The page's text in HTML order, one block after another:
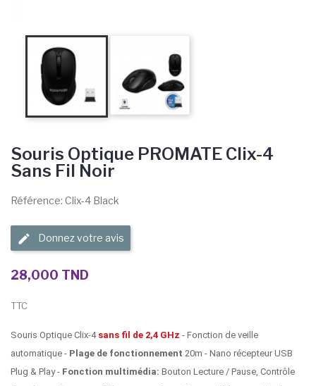
Souris Optique PROMATE Clix-4
Sans Fil Noir
Référence: Clix-4 Black
Donnez votre avis
28,000 TND
TTC
Souris Optique Clix-4 sans fil de 2,4 GHz - Fonction de veille
automatique - Plage de fonctionnement 20m - Nano récepteur USB
Plug & Play - Fonction multimédia: Bouton Lecture / Pause, Contrôle